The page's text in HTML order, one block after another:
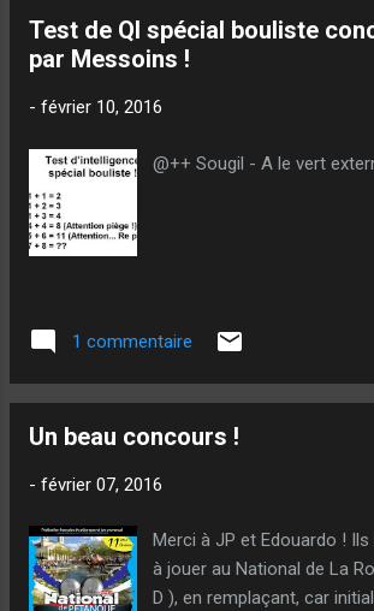
Test de QI spécial bouliste
par Messoins !
- février 10, 2016
@++ Sougil - A le vert
1 commentaire
Un beau concours !
- février 07, 2016
Merci à JP et Edouardo !
à jouer au National de La
D ), en remplaçant, car